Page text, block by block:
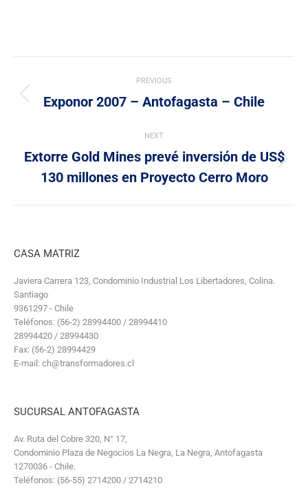
navigation
PREVIOUS
Previous
Exponor 2007 – Antofagasta – Chile
NEXT
Next
post:
Extorre Gold Mines prevé inversión de US$
130 millones en Proyecto Cerro Moro
CASA MATRIZ
Javiera Carrera 123, Condominio Industrial Los Libertadores, Colina.
Santiago
9361297 - Chile
Teléfonos: (56-2) 28994400 / 28994410
28994420 / 28994430
Fax: (56-2) 28994429
E-mail: ch@transformadores.cl
SUCURSAL ANTOFAGASTA
Av. Ruta del Cobre 320, N° 17,
Condominio Plaza de Negocios La Negra, La Negra, Antofagasta
1270036 - Chile.
Teléfonos: (56-55) 2714200 / 2714210